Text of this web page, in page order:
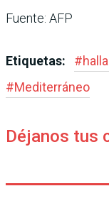
Fuente: AFP
Etiquetas: #
#Mediterráneo
Déjanos tus